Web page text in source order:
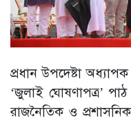
প্রধান উপদেষ্টা
‘জুলাই ঘোষণাপত্র’
রাজনৈতিক ও প্রশাসনিক